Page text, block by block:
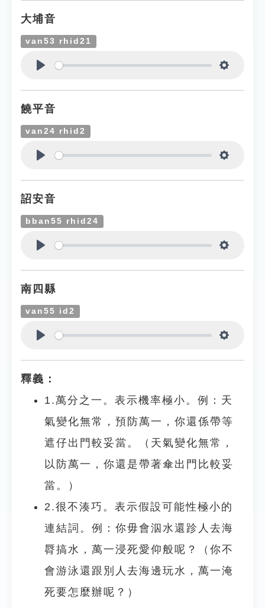
大埔音
van53 rhid21
饒平音
van24 rhid2
詔安音
bban55 rhid24
南四縣
van55 id2
釋義：
1.萬分之一。表示機率極小。例：天
氣變化無常，預防萬一，你還係帶等
遮仔出門較妥當。（天氣變化無常，
以防萬一，你還是帶著傘出門比較妥
當。）
2.很不湊巧。表示假設可能性極小的
連結詞。例：你毋會泅水還跈人去海
脣搞水，萬一浸死愛仰般呢？（你不
會游泳還跟別人去海邊玩水，萬一淹
死要怎麼辦呢？）